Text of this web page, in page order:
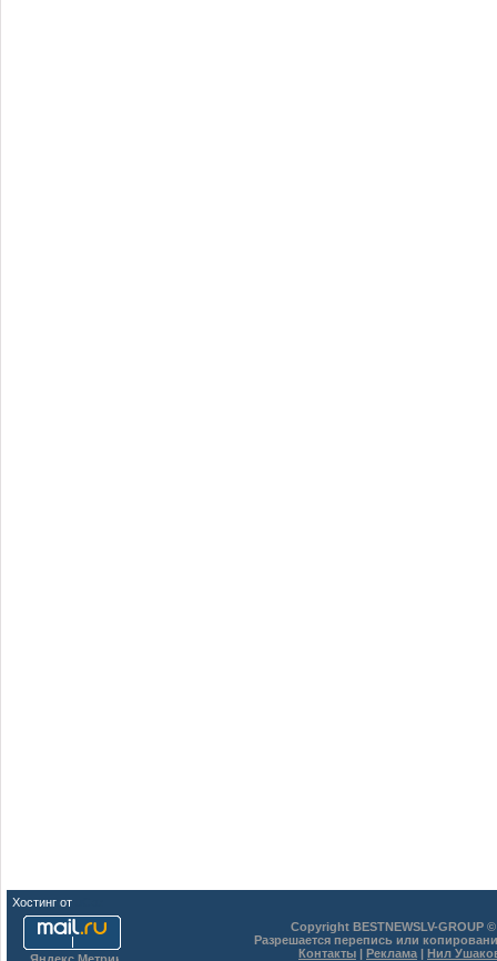
Хостинг от
Copyright BESTNEWSLV-GROUP
Разрешается перепись или
Контакты | Реклама | Нил